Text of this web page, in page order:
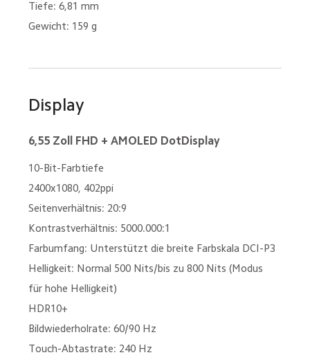
Tiefe: 6,81 mm
Gewicht: 159 g
Display
6,55 Zoll FHD + AMOLED DotDisplay
10-Bit-Farbtiefe
2400x1080, 402ppi
Seitenverhältnis: 20:9
Kontrastverhältnis: 5000.000:1
Farbumfang: Unterstützt die breite Farbskala DCI-P3
Helligkeit: Normal 500 Nits/bis zu 800 Nits (Modus
für hohe Helligkeit)
HDR10+
Bildwiederholrate: 60/90 Hz
Touch-Abtastrate: 240 Hz